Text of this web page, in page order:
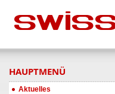
HAUPTMENÜ
Aktuelles